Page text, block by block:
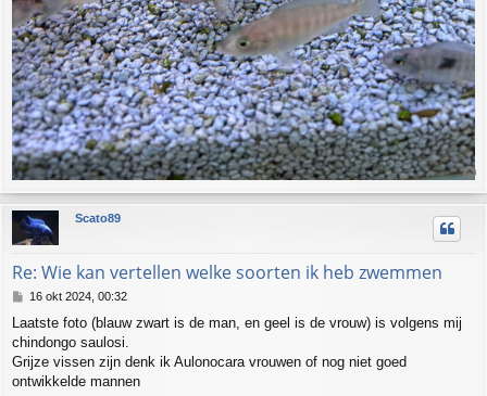
h
Scato89
Re: Wie kan vertellen welke soorten ik heb zwemmen
B
r
i
c
h
16 okt 2024, 00:32
Laatste foto (blauw zwart is de man, en geel is de vrouw) is volgens mij
chindongo saulosi.
Grijze vissen zijn denk ik Aulonocara vrouwen of nog niet goed
ontwikkelde mannen